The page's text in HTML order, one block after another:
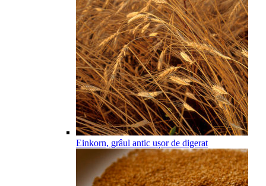
Einkorn, grâul antic ușor de digerat